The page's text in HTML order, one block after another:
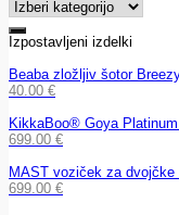
Izpostavljeni izdelki
Beaba zložljiv šotor
40.00 €
KikkaBoo® Goya
699.00 €
MAST voziček za
699.00 €